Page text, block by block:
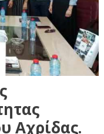
Αχρίδας.